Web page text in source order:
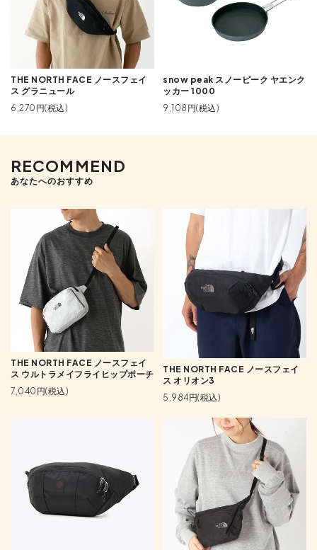
THE NORTH FACE ノースフェイ
ス グラニュール
6,270円(税込)
snow peak スノーピーク ヤエンク
ッカー 1000
9,108円(税込)
RECOMMEND
あなたへのおすすめ
THE NORTH FACE ノースフェイ
ス ウルトラメイフライヒップポーチ
7,040円(税込)
THE NORTH FACE ノースフェイ
ス オリオン3
5,984円(税込)